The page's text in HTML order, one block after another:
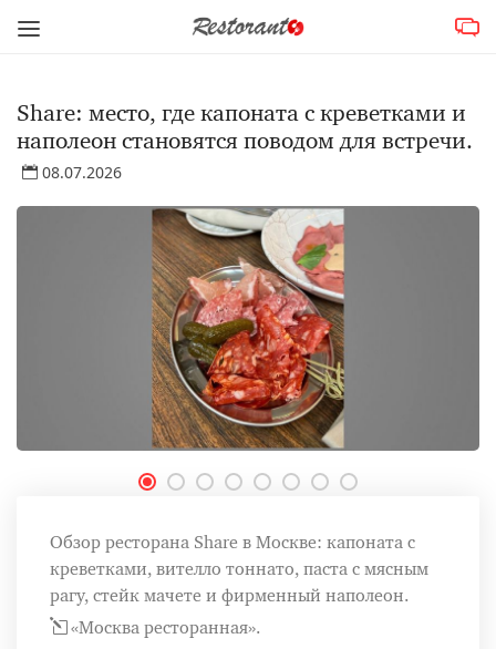
Share: место, где капоната с креветками и
наполеон становятся поводом для встречи.
08.07.2026
Обзор ресторана Share в Москве: капоната с
креветками, вителло тоннато, паста с мясным
рагу, стейк мачете и фирменный наполеон.
«Москва ресторанная».